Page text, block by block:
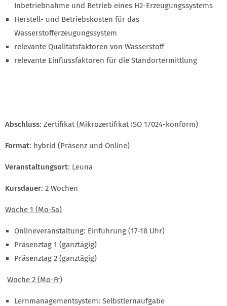
Inbetriebnahme und Betrieb eines H2-Erzeugungssystems
Herstell- und Betriebskosten für das
Wasserstofferzeugungssystem
relevante Qualitätsfaktoren von Wasserstoff
relevante Einflussfaktoren für die Standortermittlung
Abschluss: Zertifikat (Mikrozertifikat ISO 17024-konform)
Format: hybrid (Präsenz und Online)
Veranstaltungsort: Leuna
Kursdauer: 2 Wochen
Woche 1 (Mo-Sa)
Onlineveranstaltung: Einführung (17-18 Uhr)
Präsenztag 1 (ganztägig)
Präsenztag 2 (ganztägig)
Woche 2 (Mo-Fr)
Lernmanagementsystem: Selbstlernaufgabe